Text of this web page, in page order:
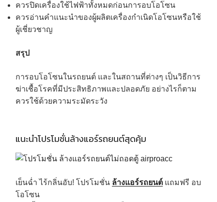
ควรปิดเครื่องใช้ไฟฟ้าทั้งหมดก่อนการอบโอโซน
ควรอ่านคำแนะนำของผู้ผลิตเครื่องกำเนิดโอโซนหรือใช้
ผู้เชี่ยวชาญ
สรุป
การอบโอโซนในรถยนต์ และในสถานที่ต่างๆ เป็นวิธีการ
ฆ่าเชื้อโรคที่มีประสิทธิภาพและปลอดภัย อย่างไรก็ตาม
ควรใช้ด้วยความระมัดระวัง
แนะนำโปรโมชั่นล้างแอร์รถยนต์สุดคุ้ม
เย็นฉ่ำ ไร้กลิ่นอับ! โปรโมชั่น ล้างแอร์รถยนต์ แถมฟรี อบ
โอโซน